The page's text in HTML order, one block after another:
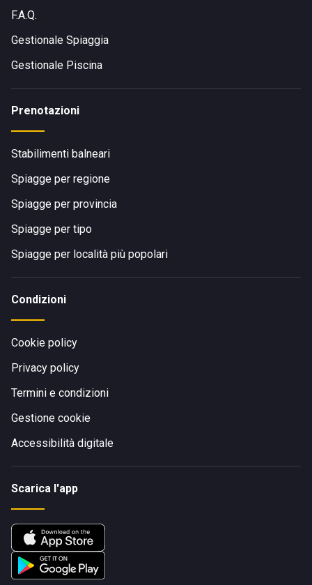
F.A.Q.
Gestionale Spiaggia
Gestionale Piscina
Prenotazioni
Stabilimenti balneari
Spiagge per regione
Spiagge per provincia
Spiagge per tipo
Spiagge per località più popolari
Condizioni
Cookie policy
Privacy policy
Termini e condizioni
Gestione cookie
Accessibilità digitale
Scarica l'app